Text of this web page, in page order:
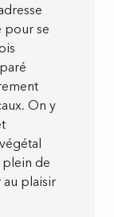
pour se
On y
de
plaisir